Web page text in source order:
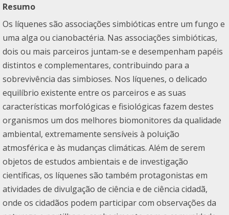
Resumo
Os líquenes são associações simbióticas entre um fungo e
uma alga ou cianobactéria. Nas associações simbióticas,
dois ou mais parceiros juntam-se e desempenham papéis
distintos e complementares, contribuindo para a
sobrevivência das simbioses. Nos líquenes, o delicado
equilíbrio existente entre os parceiros e as suas
características morfológicas e fisiológicas fazem destes
organismos um dos melhores biomonitores da qualidade
ambiental, extremamente sensíveis à poluição
atmosférica e às mudanças climáticas. Além de serem
objetos de estudos ambientais e de investigação
científicas, os líquenes são também protagonistas em
atividades de divulgação de ciência e de ciência cidadã,
onde os cidadãos podem participar com observações da